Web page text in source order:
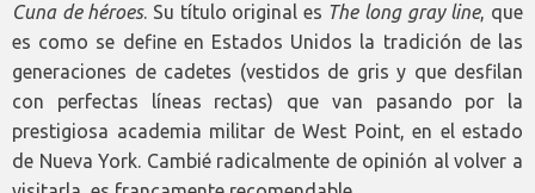
Cuna de héroes. Su título original es The long gray line, que
es como se define en Estados Unidos la tradición de las
generaciones de cadetes (vestidos de gris y que desfilan
con perfectas líneas rectas) que van pasando por la
prestigiosa academia militar de West Point, en el estado
de Nueva York. Cambié radicalmente de opinión al volver a